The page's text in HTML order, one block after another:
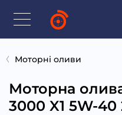
Моторні оливи
Моторна
3000 X1 5W-40